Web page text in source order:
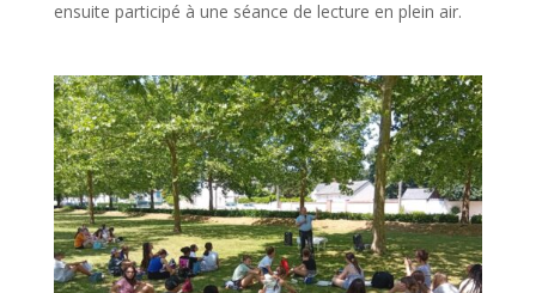
ensuite participé à une séance de lecture en plein air.